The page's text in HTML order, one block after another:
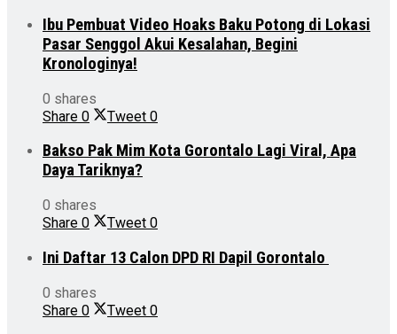
Ibu Pembuat Video Hoaks Baku Potong di Lokasi
Pasar Senggol Akui Kesalahan, Begini
Kronologinya!
0 shares
Share 0 Tweet 0
Bakso Pak Mim Kota Gorontalo Lagi Viral, Apa
Daya Tariknya?
0 shares
Share 0 Tweet 0
Ini Daftar 13 Calon DPD RI Dapil Gorontalo
0 shares
Share 0 Tweet 0